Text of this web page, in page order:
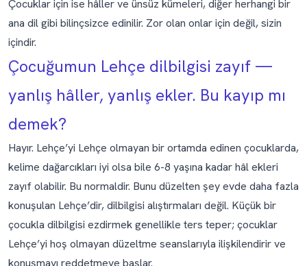
Çocuklar için ise hâller ve ünsüz kümeleri, diğer herhangi bir
ana dil gibi bilinçsizce edinilir. Zor olan onlar için değil, sizin
içindir.
Çocuğumun Lehçe dilbilgisi zayıf —
yanlış hâller, yanlış ekler. Bu kayıp mı
demek?
Hayır. Lehçe’yi Lehçe olmayan bir ortamda edinen çocuklarda,
kelime dağarcıkları iyi olsa bile 6-8 yaşına kadar hâl ekleri
zayıf olabilir. Bu normaldir. Bunu düzelten şey evde daha fazla
konuşulan Lehçe’dir, dilbilgisi alıştırmaları değil. Küçük bir
çocukla dilbilgisi ezdirmek genellikle ters teper; çocuklar
Lehçe’yi hoş olmayan düzeltme seanslarıyla ilişkilendirir ve
konuşmayı reddetmeye başlar.